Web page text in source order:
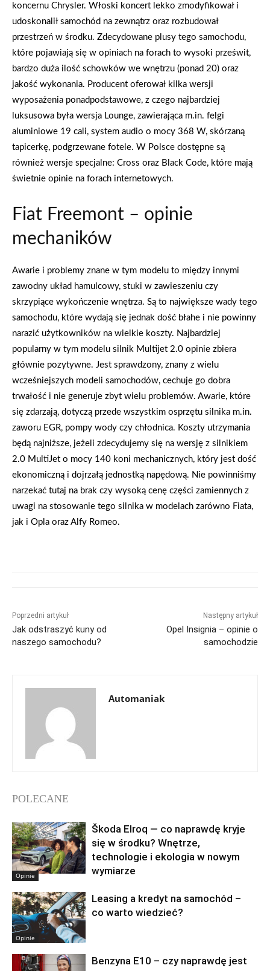
koncernu Chrysler. Włoski koncert lekko zmodyfikował i
udoskonalił samochód na zewnątrz oraz rozbudował
przestrzeń w środku. Zdecydowane plusy tego samochodu,
które pojawiają się w opiniach na forach to wysoki prześwit,
bardzo duża ilość schowków we wnętrzu (ponad 20) oraz
jakość wykonania. Producent oferował kilka wersji
wyposażenia ponadpodstawowe, z czego najbardziej
luksusowa była wersja Lounge, zawierająca m.in. felgi
aluminiowe 19 cali, system audio o mocy 368 W, skórzaną
tapicerkę, podgrzewane fotele. W Polsce dostępne są
również wersje specjalne: Cross oraz Black Code, które mają
świetnie opinie na forach internetowych.
Fiat Freemont – opinie
mechaników
Awarie i problemy znane w tym modelu to między innymi
zawodny układ hamulcowy, stuki w zawieszeniu czy
skrzypiące wykończenie wnętrza. Są to największe wady tego
samochodu, które wydają się jednak dość błahe i nie powinny
narazić użytkowników na wielkie koszty. Najbardziej
popularny w tym modelu silnik Multijet 2.0 opinie zbiera
głównie pozytywne. Jest sprawdzony, znany z wielu
wcześniejszych modeli samochodów, cechuje go dobra
trwałość i nie generuje zbyt wielu problemów. Awarie, które
się zdarzają, dotyczą przede wszystkim osprzętu silnika m.in.
zaworu EGR, pompy wody czy chłodnica. Koszty utrzymania
będą najniższe, jeżeli zdecydujemy się na wersję z silnikiem
2.0 MultiJet o mocy 140 koni mechanicznych, który jest dość
ekonomiczną i dojrzałą jednostką napędową. Nie powinniśmy
narzekać tutaj na brak czy wysoką cenę części zamiennych z
uwagi na stosowanie tego silnika w modelach zarówno Fiata,
jak i Opla oraz Alfy Romeo.
Poprzedni artykuł
Jak odstraszyć kuny od
naszego samochodu?
Następny artykuł
Opel Insignia – opinie o
samochodzie
Automaniak
POLECANE
Opinie
Škoda Elroq — co naprawdę kryje
się w środku? Wnętrze,
technologie i ekologia w nowym
wymiarze
Opinie
Leasing a kredyt na samochód –
co warto wiedzieć?
Benzyna E10 – czy naprawdę jest